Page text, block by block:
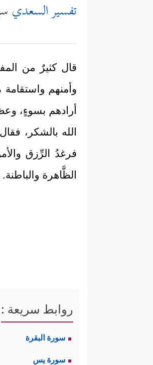
تفسير السعدي
قال كثيرٌ من
وأمنهم
أرادهم بسوءٍ،
الله بالشكر،
فرغدُ الرِّزق
الظَّاهرة
روابط سريعة :
سورة البقرة
سورة يس